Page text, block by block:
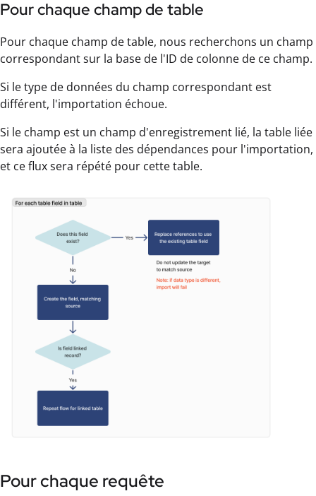
Pour chaque champ de table
Pour chaque champ de table, nous recherchons un champ
correspondant sur la base de l'ID de colonne de ce champ.
Si le type de données du champ correspondant est
différent, l'importation échoue.
Si le champ est un champ d'enregistrement lié, la table liée
sera ajoutée à la liste des dépendances pour l'importation,
et ce flux sera répété pour cette table.
Pour chaque requête